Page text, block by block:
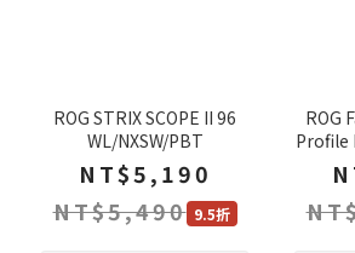
ROG STRIX SCOPE II 96
WL/NXSW/PBT
NT$5,190
NT$5,490 9.5折
ROG
Profile
軸 三